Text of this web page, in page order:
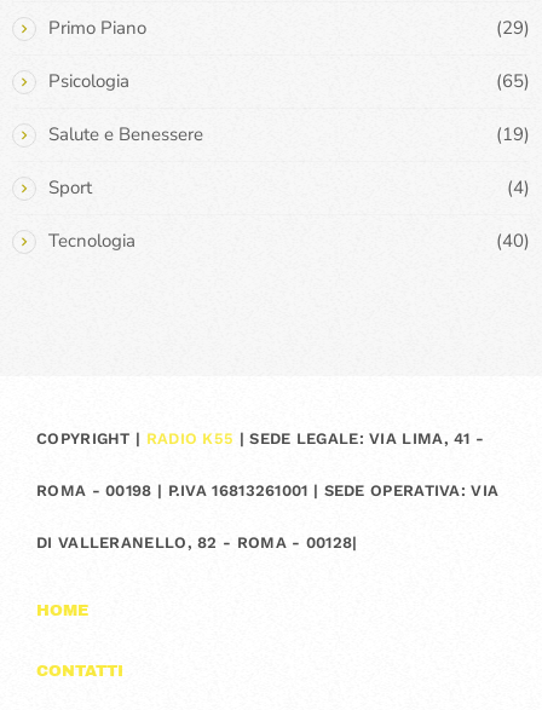
Primo Piano (29)
Psicologia (65)
Salute e Benessere (19)
Sport (4)
Tecnologia (40)
COPYRIGHT | RADIO K55 | SEDE LEGALE: VIA LIMA, 41 -
ROMA - 00198 | P.IVA 16813261001 | SEDE OPERATIVA: VIA
DI VALLERANELLO, 82 - ROMA - 00128|
HOME
CONTATTI